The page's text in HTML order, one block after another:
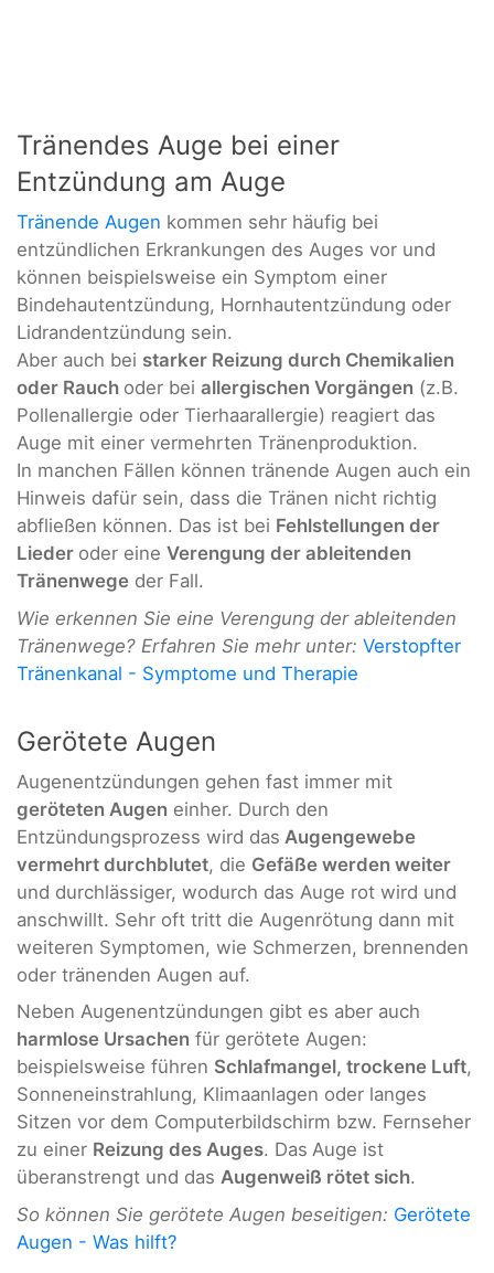
Tränendes Auge bei einer
Entzündung am Auge
Tränende Augen kommen sehr häufig bei
entzündlichen Erkrankungen des Auges vor und
können beispielsweise ein Symptom einer
Bindehautentzündung, Hornhautentzündung oder
Lidrandentzündung sein.
Aber auch bei starker Reizung durch Chemikalien
oder Rauch oder bei allergischen Vorgängen (z.B.
Pollenallergie oder Tierhaarallergie) reagiert das
Auge mit einer vermehrten Tränenproduktion.
In manchen Fällen können tränende Augen auch ein
Hinweis dafür sein, dass die Tränen nicht richtig
abfließen können. Das ist bei Fehlstellungen der
Lieder oder eine Verengung der ableitenden
Tränenwege der Fall.
Wie erkennen Sie eine Verengung der ableitenden
Tränenwege? Erfahren Sie mehr unter: Verstopfter
Tränenkanal - Symptome und Therapie
Gerötete Augen
Augenentzündungen gehen fast immer mit
geröteten Augen einher. Durch den
Entzündungsprozess wird das Augengewebe
vermehrt durchblutet, die Gefäße werden weiter
und durchlässiger, wodurch das Auge rot wird und
anschwillt. Sehr oft tritt die Augenrötung dann mit
weiteren Symptomen, wie Schmerzen, brennenden
oder tränenden Augen auf.
Neben Augenentzündungen gibt es aber auch
harmlose Ursachen für gerötete Augen:
beispielsweise führen Schlafmangel, trockene Luft,
Sonneneinstrahlung, Klimaanlagen oder langes
Sitzen vor dem Computerbildschirm bzw. Fernseher
zu einer Reizung des Auges. Das Auge ist
überanstrengt und das Augenweiß rötet sich.
So können Sie gerötete Augen beseitigen: Gerötete
Augen - Was hilft?